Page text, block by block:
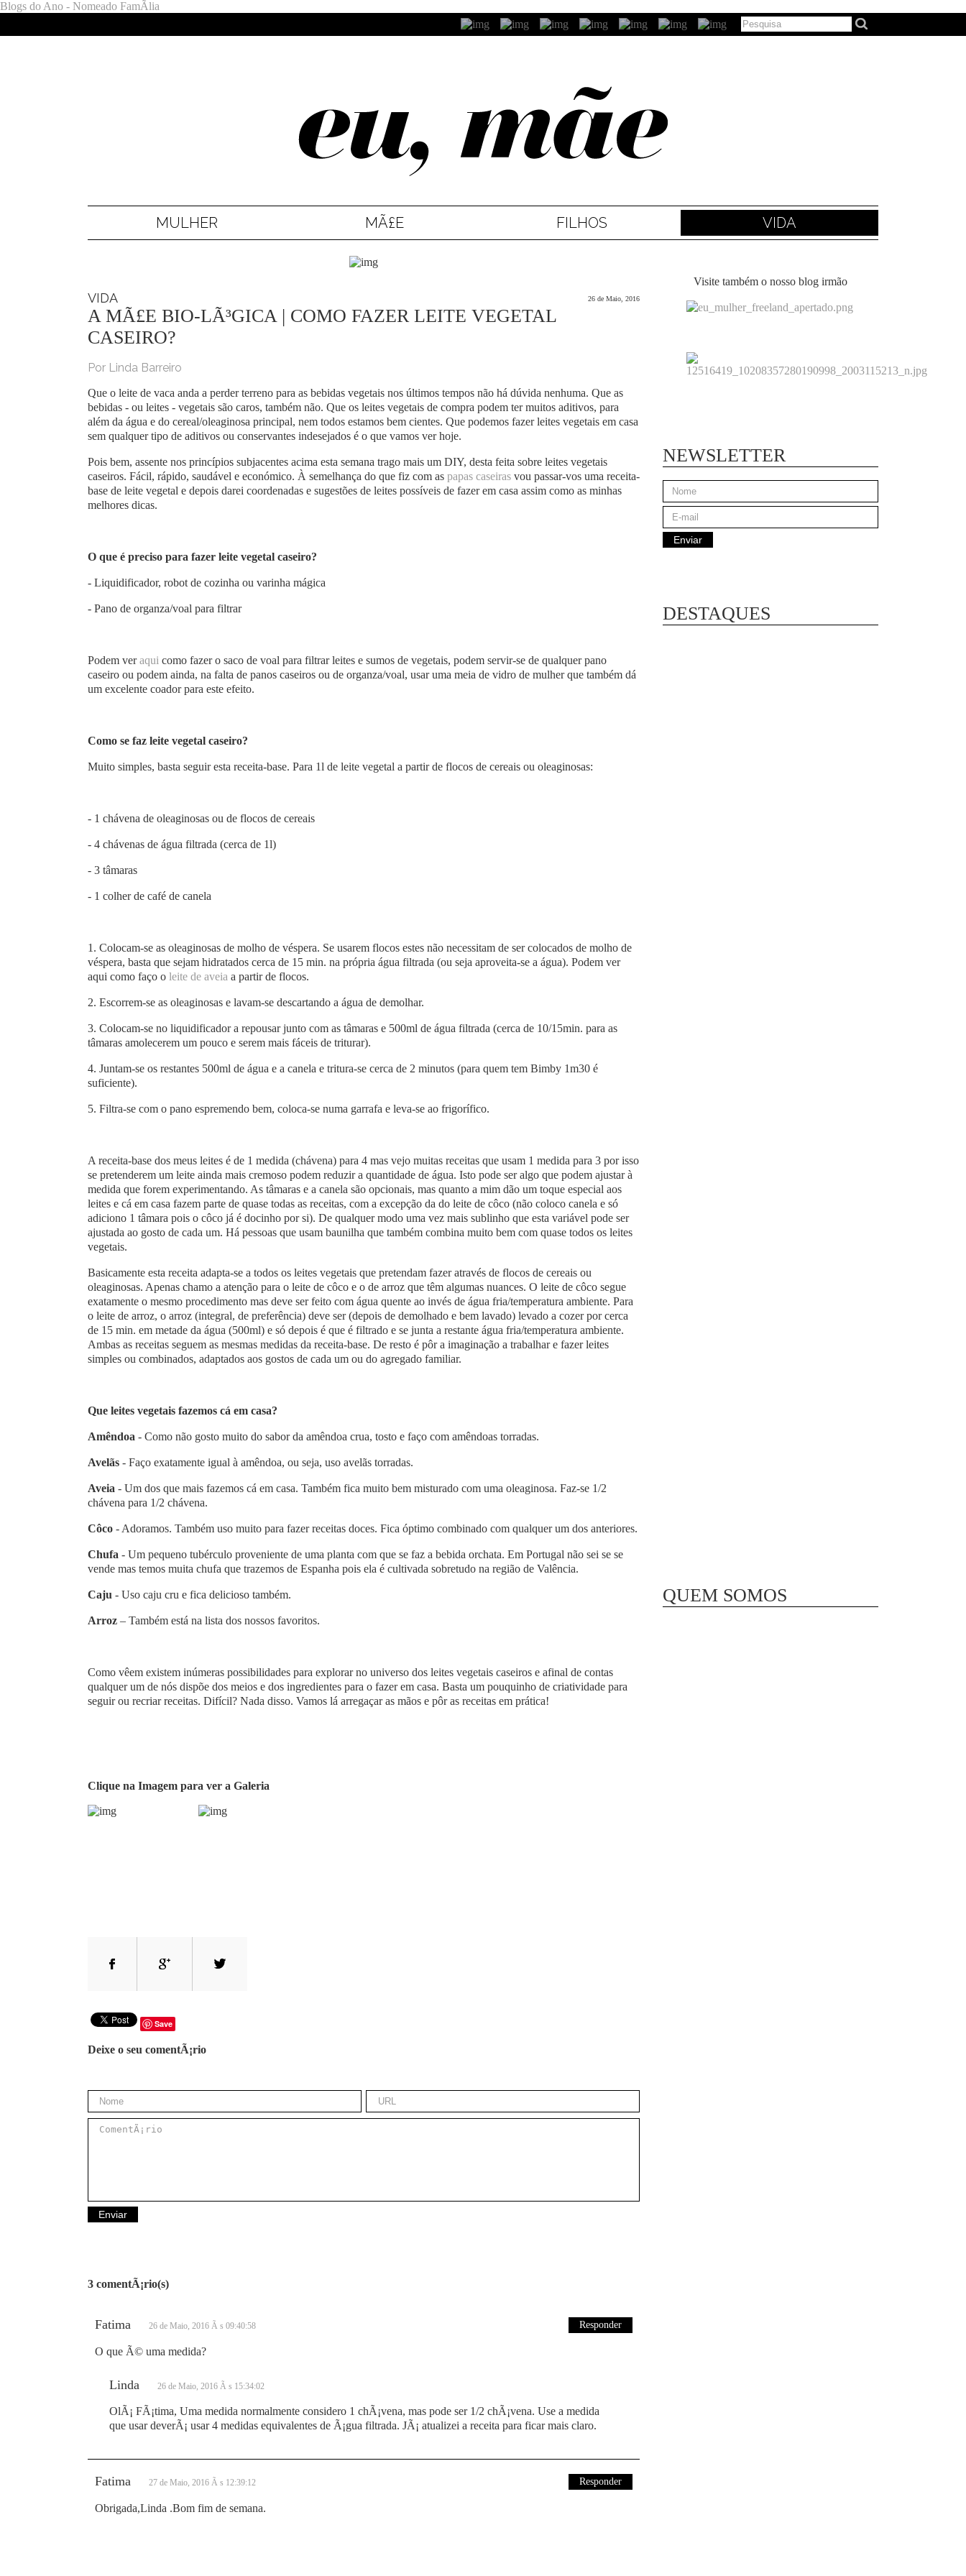
Blogs do Ano - Nomeado FamÃ­lia
MULHER MÃ£E FILHOS VIDA
VIDA 26 de Maio, 2016
A MÃ£E BIO-LÃ³GICA | COMO FAZER LEITE VEGETAL
CASEIRO?
Por Linda Barreiro
Que o leite de vaca anda a perder terreno para as bebidas vegetais nos últimos tempos não há dúvida nenhuma. Que as
bebidas - ou leites - vegetais são caros, também não. Que os leites vegetais de compra podem ter muitos aditivos, para
além da água e do cereal/oleaginosa principal, nem todos estamos bem cientes. Que podemos fazer leites vegetais em casa
sem qualquer tipo de aditivos ou conservantes indesejados é o que vamos ver hoje.
Pois bem, assente nos princípios subjacentes acima esta semana trago mais um DIY, desta feita sobre leites vegetais
caseiros. Fácil, rápido, saudável e económico. À semelhança do que fiz com as papas caseiras vou passar-vos uma receita-
base de leite vegetal e depois darei coordenadas e sugestões de leites possíveis de fazer em casa assim como as minhas
melhores dicas.
O que é preciso para fazer leite vegetal caseiro?
- Liquidificador, robot de cozinha ou varinha mágica
- Pano de organza/voal para filtrar
Podem veraqui como fazer o saco de voal para filtrar leites e sumos de vegetais, podem servir-se de qualquer pano
caseiro ou podem ainda, na falta de panos caseiros ou de organza/voal, usar uma meia de vidro de mulher que também dá
um excelente coador para este efeito.
Como se faz leite vegetal caseiro?
Muito simples, basta seguir esta receita-base. Para 1l de leite vegetal a partir de flocos de cereais ou oleaginosas:
- 1 chávena de oleaginosas ou de flocos de cereais
- 4 chávenas de água filtrada (cerca de 1l)
- 3 tâmaras
- 1 colher de café de canela
1. Colocam-se as oleaginosas de molho de véspera. Se usarem flocos estes não necessitam de ser colocados de molho de
véspera, basta que sejam hidratados cerca de 15 min. na própria água filtrada (ou seja aproveita-se a água). Podem ver
aqui como faço o leite de aveia a partir de flocos.
2. Escorrem-se as oleaginosas e lavam-se descartando a água de demolhar.
3. Colocam-se no liquidificador a repousar junto com as tâmaras e 500ml de água filtrada (cerca de 10/15min. para as
tâmaras amolecerem um pouco e serem mais fáceis de triturar).
4. Juntam-se os restantes 500ml de água e a canela e tritura-se cerca de 2 minutos (para quem tem Bimby 1m30 é
suficiente).
5. Filtra-se com o pano espremendo bem, coloca-se numa garrafa e leva-se ao frigorífico.
A receita-base dos meus leites é de 1 medida (chávena) para 4 mas vejo muitas receitas que usam 1 medida para 3 por isso
se pretenderem um leite ainda mais cremoso podem reduzir a quantidade de água. Isto pode ser algo que podem ajustar à
medida que forem experimentando. As tâmaras e a canela são opcionais, mas quanto a mim dão um toque especial aos
leites e cá em casa fazem parte de quase todas as receitas, com a excepção da do leite de côco (não coloco canela e só
adiciono 1 tâmara pois o côco já é docinho por si). De qualquer modo uma vez mais sublinho que esta variável pode ser
ajustada ao gosto de cada um. Há pessoas que usam baunilha que também combina muito bem com quase todos os leites
vegetais.
Basicamente esta receita adapta-se a todos os leites vegetais que pretendam fazer através de flocos de cereais ou
oleaginosas. Apenas chamo a atenção para o leite de côco e o de arroz que têm algumas nuances. O leite de côco segue
exatamente o mesmo procedimento mas deve ser feito com água quente ao invés de água fria/temperatura ambiente. Para
o leite de arroz, o arroz (integral, de preferência) deve ser (depois de demolhado e bem lavado) levado a cozer por cerca
de 15 min. em metade da água (500ml) e só depois é que é filtrado e se junta a restante água fria/temperatura ambiente.
Ambas as receitas seguem as mesmas medidas da receita-base. De resto é pôr a imaginação a trabalhar e fazer leites
simples ou combinados, adaptados aos gostos de cada um ou do agregado familiar.
Que leites vegetais fazemos cá em casa?
Amêndoa - Como não gosto muito do sabor da amêndoa crua, tosto e faço com amêndoas torradas.
Avelãs - Faço exatamente igual à amêndoa, ou seja, uso avelãs torradas.
Aveia - Um dos que mais fazemos cá em casa. Também fica muito bem misturado com uma oleaginosa. Faz-se 1/2
chávena para 1/2 chávena.
Côco - Adoramos. Também uso muito para fazer receitas doces. Fica óptimo combinado com qualquer um dos anteriores.
Chufa - Um pequeno tubérculo proveniente de uma planta com que se faz a bebida orchata. Em Portugal não sei se se
vende mas temos muita chufa que trazemos de Espanha pois ela é cultivada sobretudo na região de Valência.
Caju - Uso caju cru e fica delicioso também.
Arroz – Também está na lista dos nossos favoritos.
Como vêem existem inúmeras possibilidades para explorar no universo dos leites vegetais caseiros e afinal de contas
qualquer um de nós dispõe dos meios e dos ingredientes para o fazer em casa. Basta um pouquinho de criatividade para
seguir ou recriar receitas. Difícil? Nada disso. Vamos lá arregaçar as mãos e pôr as receitas em prática!
Clique na Imagem para ver a Galeria
Save
Deixe o seu comentÃ¡rio
3 comentÃ¡rio(s)
Fatima 26 de Maio, 2016 Ã s 09:40:58 Responder
O que Ã© uma medida?
Linda 26 de Maio, 2016 Ã s 15:34:02
OlÃ¡ FÃ¡tima, Uma medida normalmente considero 1 chÃ¡vena, mas pode ser 1/2 chÃ¡vena. Use a medida
que usar deverÃ¡ usar 4 medidas equivalentes de Ã¡gua filtrada. JÃ¡ atualizei a receita para ficar mais claro.
Fatima 27 de Maio, 2016 Ã s 12:39:12 Responder
Obrigada,Linda .Bom fim de semana.
Visite também o nosso blog irmão
NEWSLETTER
DESTAQUES
QUEM SOMOS